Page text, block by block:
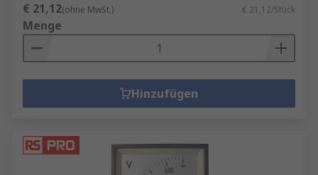
€ 21,12(ohne MwSt.) € 21,12/Stück
Menge
Hinzufügen